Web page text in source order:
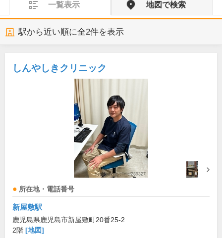
一覧表示 地図で検索
駅から近い順に全2件を表示
しんやしきクリニック
所在地・電話番号
新屋敷駅
鹿児島県鹿児島市新屋敷町20番25-2
2階 [地図]